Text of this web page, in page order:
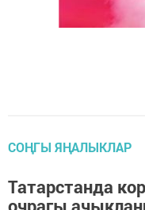
СОҢГЫ ЯҢАЛЫКЛАР
Татарстанда